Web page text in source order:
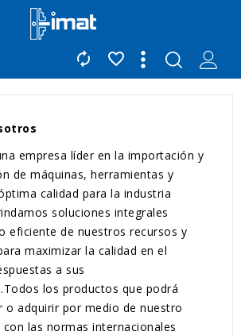


empresa líder en la importación y
de máquinas, herramientas y
calidad para la industria
soluciones integrales
eficiente de nuestros recursos y
maximizar la calidad en el
a sus
los productos que podrá
o adquirir por medio de nuestro
las normas internacionales